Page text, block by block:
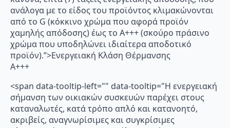
ανάλογα με το είδος του προϊόντος κλιμακώνονται
από το G (κόκκινο χρώμα που αφορά προϊόν
χαμηλής απόδοσης) έως το Α+++ (σκούρο πράσινο
χρώμα που υποδηλώνει ιδιαίτερα αποδοτικό
προϊόν).”>Ενεργειακή Κλάση Θέρμανσης
A+++
<span data-tooltip-left="" data-tooltip="Η ενεργειακή
σήμανση των οικιακών συσκευών παρέχει στους
καταναλωτές, κατά τρόπο απλό και κατανοητό,
ακριβείς, αναγνωρίσιμες και συγκρίσιμες